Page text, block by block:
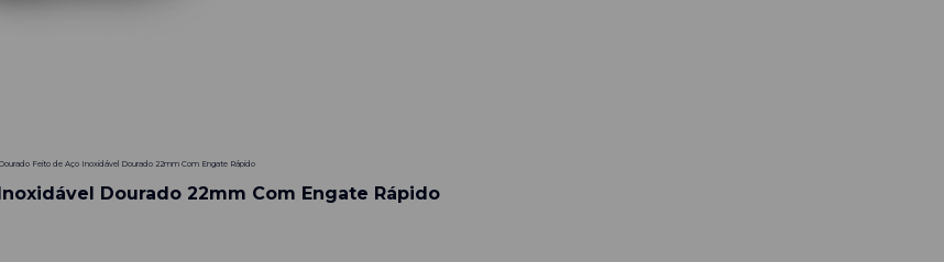
Feito de Aço Inoxidável Dourado 22mm Com Engate Rápido
Dourado 22mm Com Engate Rápido